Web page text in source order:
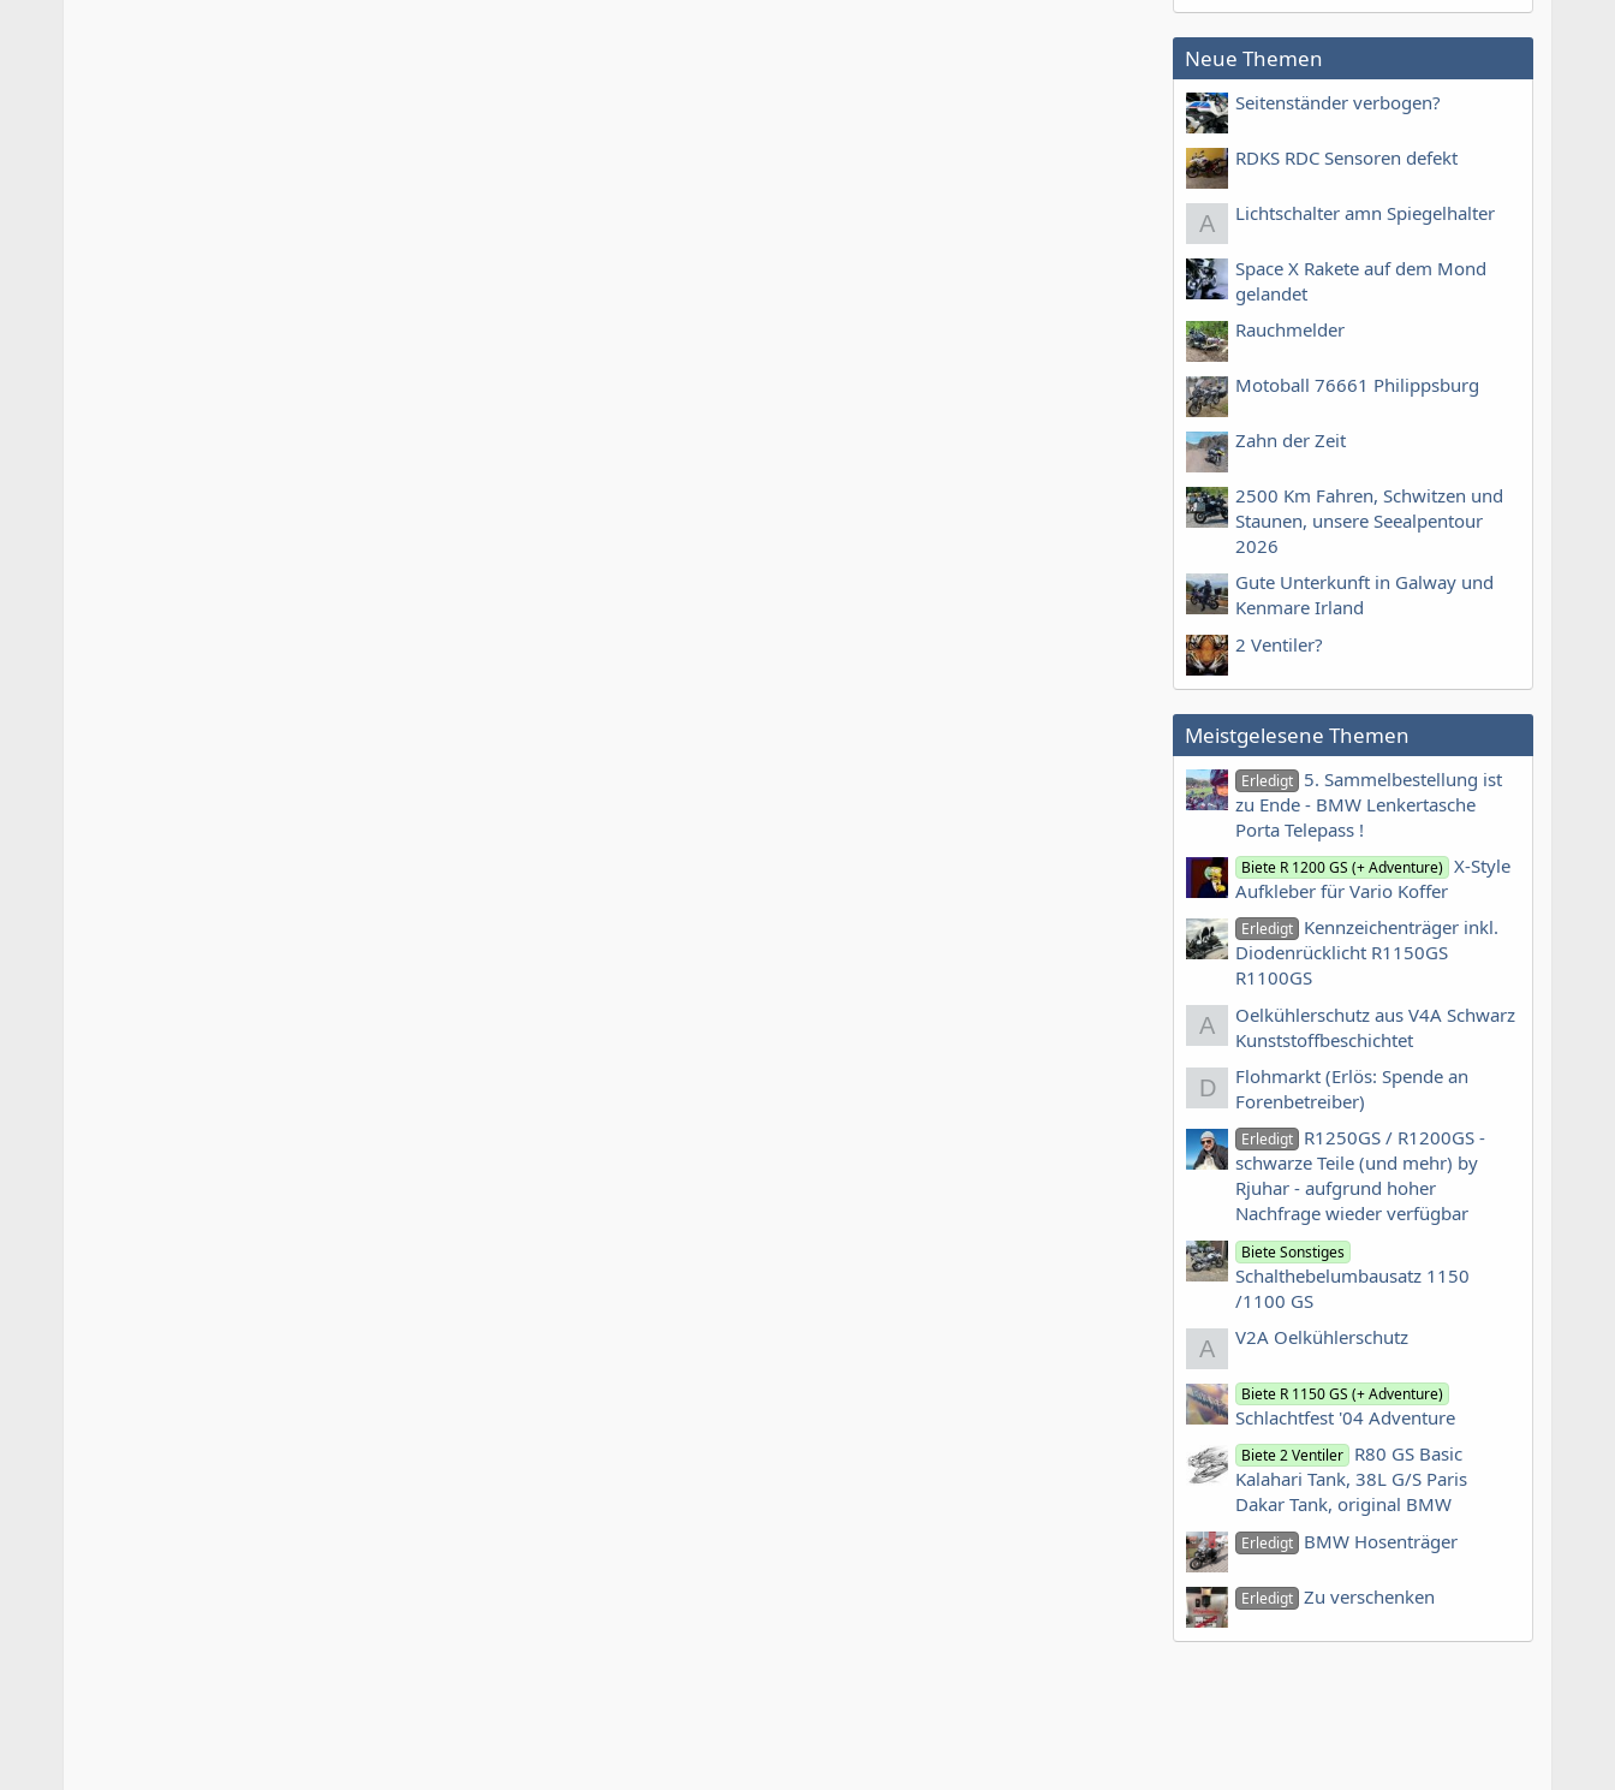
Neue Themen
Seitenständer verbogen?
RDKS RDC Sensoren defekt
A Lichtschalter amn Spiegelhalter
Space X Rakete auf dem Mond
gelandet
Rauchmelder
Motoball 76661 Philippsburg
Zahn der Zeit
2500 Km Fahren, Schwitzen und
Staunen, unsere Seealpentour
2026
Gute Unterkunft in Galway und
Kenmare Irland
2 Ventiler?
Meistgelesene Themen
Erledigt 5. Sammelbestellung ist
zu Ende - BMW Lenkertasche
Porta Telepass !
Biete R 1200 GS (+ Adventure) X-Style
Aufkleber für Vario Koffer
Erledigt Kennzeichenträger inkl.
Diodenrücklicht R1150GS
R1100GS
A
Oelkühlerschutz aus V4A Schwarz
Kunststoffbeschichtet
D
Flohmarkt (Erlös: Spende an
Forenbetreiber)
Erledigt R1250GS / R1200GS -
schwarze Teile (und mehr) by
Rjuhar - aufgrund hoher
Nachfrage wieder verfügbar
Biete Sonstiges
Schalthebelumbausatz 1150
/1100 GS
A V2A Oelkühlerschutz
Biete R 1150 GS (+ Adventure)
Schlachtfest '04 Adventure
Biete 2 Ventiler R80 GS Basic
Kalahari Tank, 38L G/S Paris
Dakar Tank, original BMW
Erledigt BMW Hosenträger
Erledigt Zu verschenken